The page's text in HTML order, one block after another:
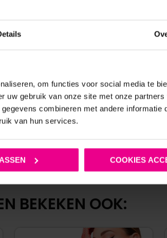
om functies voor social media te
uw gebruik van onze site met onze
combineren met andere informatie
van hun services.
COOKIES
RODE LAK CATSUIT SWEETY MET RITS –
Op voorraad
BEKEKEN OOK: